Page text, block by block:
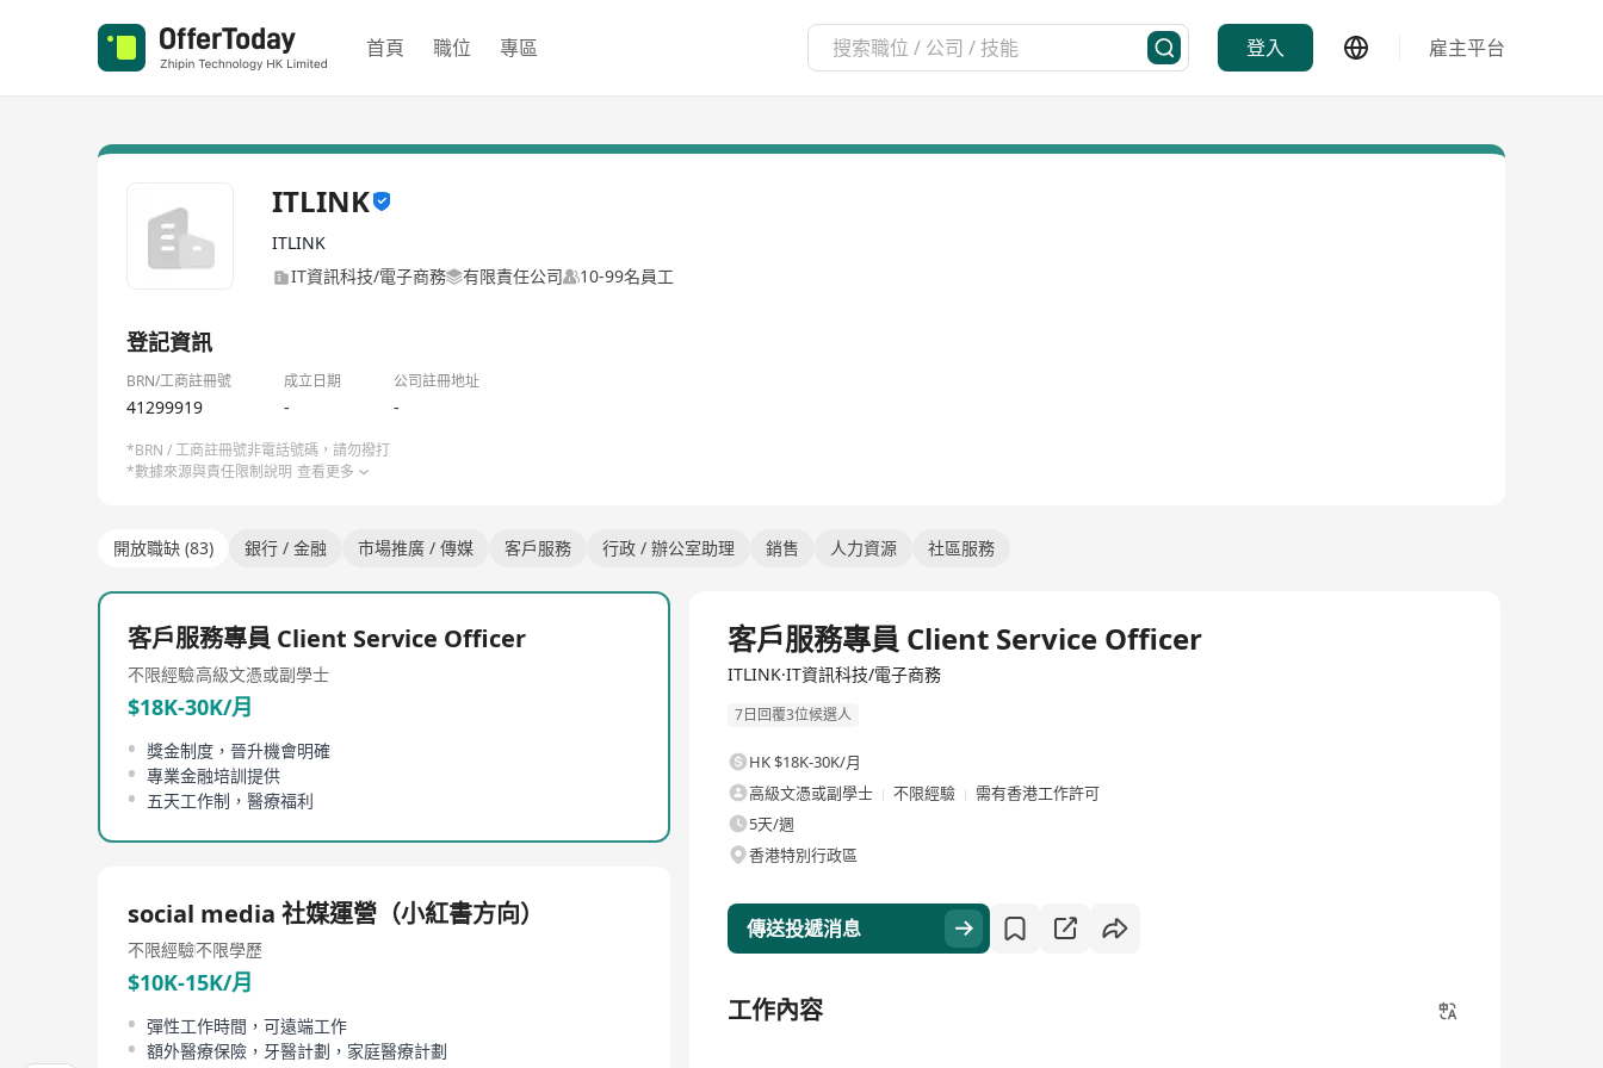
首頁 職位 專區 登入 雇主平台
ITLINK
ITLINK
IT資訊科技/電子商務
有限責任公司 10-99名員工
登記資訊
BRN/工商註冊號 成立日期 公司註冊地址
41299919 - -
*BRN / 工商註冊號非電話號碼，請勿撥打
*數據來源與責任限制說明 查看更多
開放職缺 (83) 銀行 / 金融 市場推廣 / 傳媒 客戶服務 行政 / 辦公室助理 銷售 人力資源 社區服務
客戶服務專員 Client Service Officer
不限經驗高級文憑或副學士
$18K-30K/月
獎金制度，晉升機會明確
專業金融培訓提供
五天工作制，醫療福利
social media 社媒運營（小紅書方向）
不限經驗不限學歷
$10K-15K/月
彈性工作時間，可遠端工作
額外醫療保險，牙醫計劃，家庭醫療計劃
客戶服務專員 Client Service Officer
ITLINK·IT資訊科技/電子商務
7日回覆3位候選人
HK $18K-30K/月
高級文憑或副學士
不限經驗
需有香港工作許可
5天/週
香港特別行政區
傳送投遞消息
工作內容